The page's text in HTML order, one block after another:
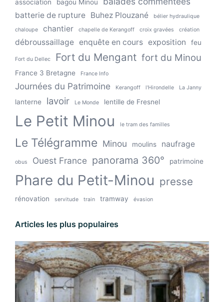
association bagou Minou
batterie de rupture Buhez Plouzané bélier hydraulique
chaloupe chantier chapelle de Kerangoff croix gravées création
débroussaillage enquête en cours exposition feu
Fort du Dellec Fort du Mengant fort du Minou
France 3 Bretagne France Info
Journées du Patrimoine Kerangoff l'Hirondelle La Janny
lanterne lavoir Le Monde lentille de Fresnel
Le Petit Minou le tram des familles
Le Télégramme Minou moulins naufrage
obus Ouest France panorama 360° patrimoine
Phare du Petit-Minou presse
rénovation servitude train tramway évasion
Articles les plus populaires